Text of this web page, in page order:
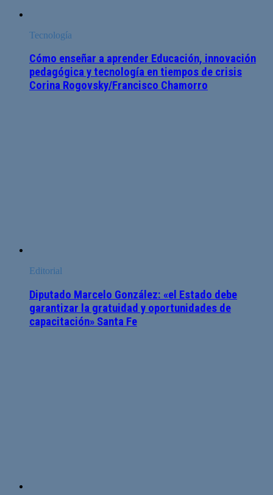
Tecnología
Cómo enseñar a aprender Educación, innovación
pedagógica y tecnología en tiempos de crisis
Corina Rogovsky/Francisco Chamorro
Editorial
Diputado Marcelo González: «el Estado debe
garantizar la gratuidad y oportunidades de
capacitación» Santa Fe